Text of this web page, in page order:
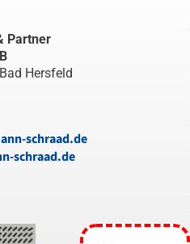
Partner
Hersfeld
schraad.de
schraad.de